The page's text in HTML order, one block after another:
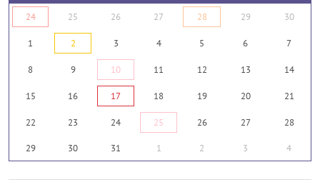
24 25 26 27 28 29 30
1 2 3 4 5 6 7
8 9 10 11 12 13 14
15 16 17 18 19 20 21
22 23 24 25 26 27 28
29 30 31 1 2 3 4